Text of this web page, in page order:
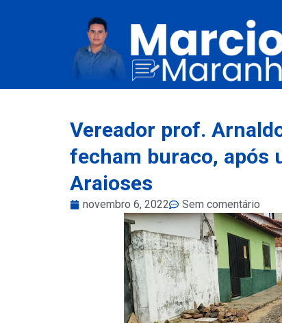
Vereador prof.
fecham buraco, após
Araioses
novembro 6, 2022 Sem comentário